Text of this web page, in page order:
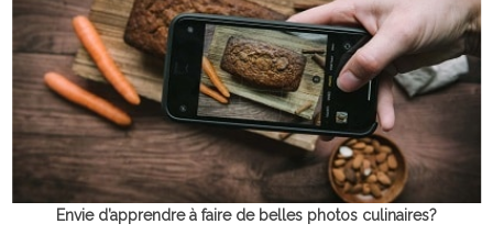
Envie d’apprendre à faire de belles photos culinaires?